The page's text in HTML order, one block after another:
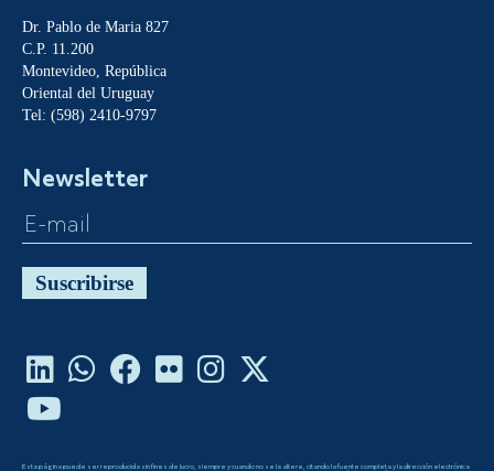
Dr. Pablo de Maria 827
C.P. 11.200
Montevideo, República
Oriental del Uruguay
Tel: (598) 2410-9797
Newsletter
Suscribirse
Esta página puede ser reproducida sin fines de lucro, siempre y cuando no se la altere, citando la fuente completa y la dirección electrónica